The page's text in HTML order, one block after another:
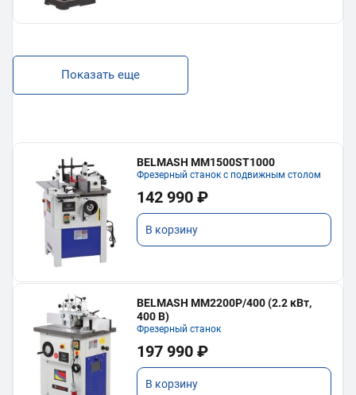
Показать еще
BELMASH MM1500ST1000
Фрезерный станок с подвижным столом
142 990 ₽
В корзину
BELMASH MM2200P/400 (2.2 кВт,
400 В)
Фрезерный станок
197 990 ₽
В корзину